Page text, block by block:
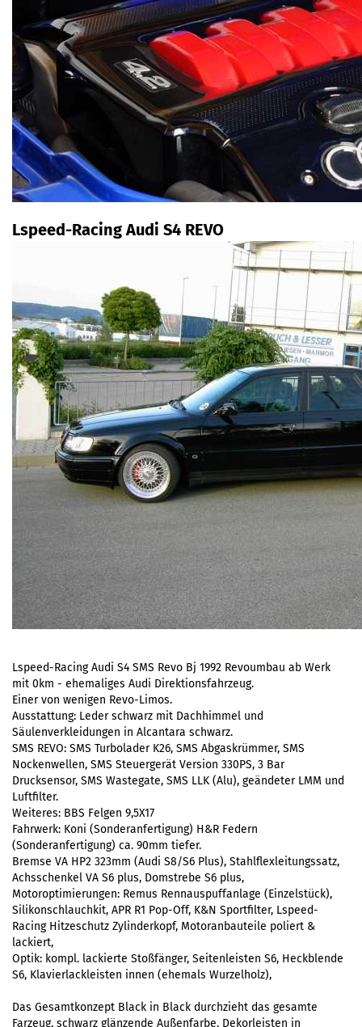
Lspeed-Racing Audi S4 REVO
Lspeed-Racing Audi S4 SMS Revo Bj 1992 Revoumbau ab Werk
mit 0km - ehemaliges Audi Direktionsfahrzeug.
Einer von wenigen Revo-Limos.
Ausstattung: Leder schwarz mit Dachhimmel und
Säulenverkleidungen in Alcantara schwarz.
SMS REVO: SMS Turbolader K26, SMS Abgaskrümmer, SMS
Nockenwellen, SMS Steuergerät Version 330PS, 3 Bar
Drucksensor, SMS Wastegate, SMS LLK (Alu), geändeter LMM und
Luftfilter.
Weiteres: BBS Felgen 9,5X17
Fahrwerk: Koni (Sonderanfertigung) H&R Federn
(Sonderanfertigung) ca. 90mm tiefer.
Bremse VA HP2 323mm (Audi S8/S6 Plus), Stahlflexleitungssatz,
Achsschenkel VA S6 plus, Domstrebe S6 plus,
Motoroptimierungen: Remus Rennauspuffanlage (Einzelstück),
Silikonschlauchkit, APR R1 Pop-Off, K&N Sportfilter, Lspeed-
Racing Hitzeschutz Zylinderkopf, Motoranbauteile poliert &
lackiert,
Optik: kompl. lackierte Stoßfänger, Seitenleisten S6, Heckblende
S6, Klavierlackleisten innen (ehemals Wurzelholz),
Das Gesamtkonzept Black in Black durchzieht das gesamte
Farzeug, schwarz glänzende Außenfarbe, Dekorleisten in